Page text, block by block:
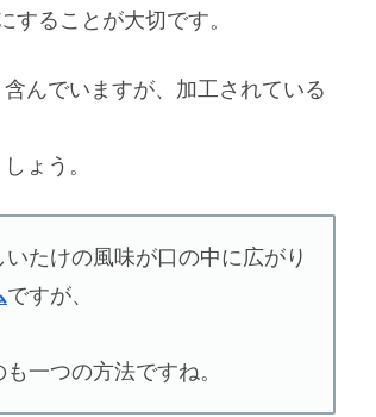
することが大切です。
んでいますが、加工されている
ょう。
たけの風味が口の中に広がり
ですが、
一つの方法ですね。